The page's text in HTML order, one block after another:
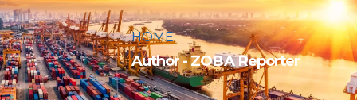
HOME ZOBA REPORTER
Author - ZOBA Reporter